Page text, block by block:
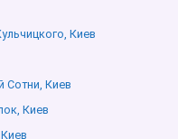
Киев
Сотни, Киев
Киев